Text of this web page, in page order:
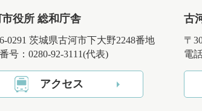
役所 総和庁舎
0291 茨城県古河市下大野2248番地
号：0280-92-3111(代表)
アクセス
古
〒
電